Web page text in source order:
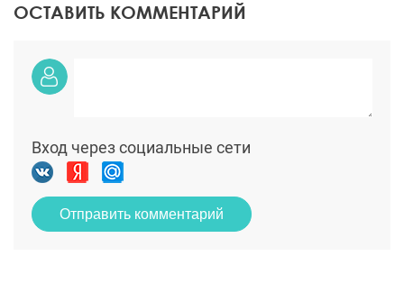
ОСТАВИТЬ КОММЕНТАРИЙ
Вход через социальные сети
Отправить комментарий